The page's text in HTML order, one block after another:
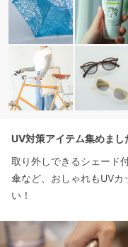
UV対策アイテム集めまし
取り外しできるシェード
傘など、おしゃれもUV
い！